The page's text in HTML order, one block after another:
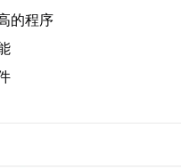
的程序